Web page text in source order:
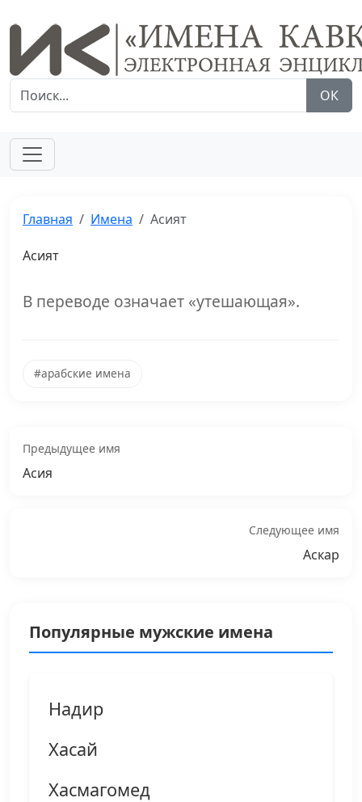
ОК
Главная Имена Асият
Асият
В переводе означает «утешающая».
#арабские имена
Предыдущее имя
Асия
Следующее имя
Аскар
Популярные мужские имена
Надир
Хасай
Хасмагомед